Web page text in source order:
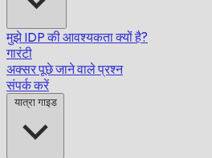
मुझे IDP की आवश्यकता क्यों है?
गारंटी
अक्सर पूछे जाने वाले प्रश्न
संपर्क करें
यात्रा गाइड